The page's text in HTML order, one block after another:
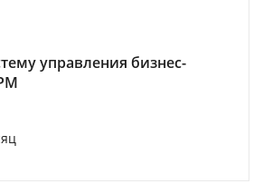
управления бизнес-